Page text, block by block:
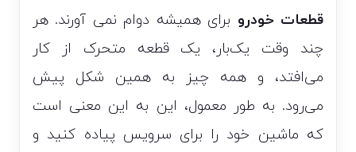
قطعات خودرو برای همیشه دوام نمی آورند. هر
چند وقت یک‌بار، یک قطعه متحرک از کار
می‌افتد، و همه چیز به همین شکل پیش
می‌رود. به طور معمول، این به این معنی است
که ماشین خود را برای سرویس پیاده کنید و